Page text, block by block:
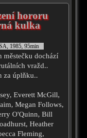
hororu
kulka
1985, 95min
městečku dochází
vražd..
za úplňku..
Everett McGill,
Megan Follows,
O'Quinn, Bill
Heather
Fleming,